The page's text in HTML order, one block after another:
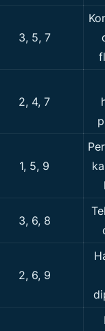
3, 5, 7
2, 4, 7
1, 5, 9
3, 6, 8
2, 6, 9